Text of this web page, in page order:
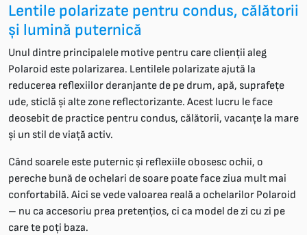
Lentile polarizate pentru condus, călătorii
și lumină puternică
Unul dintre principalele motive pentru care clienții aleg
Polaroid este polarizarea. Lentilele polarizate ajută la
reducerea reflexiilor deranjante de pe drum, apă, suprafețe
ude, sticlă și alte zone reflectorizante. Acest lucru le face
deosebit de practice pentru condus, călătorii, vacanțe la mare
și un stil de viață activ.
Când soarele este puternic și reflexiile obosesc ochii, o
pereche bună de ochelari de soare poate face ziua mult mai
confortabilă. Aici se vede valoarea reală a ochelarilor Polaroid
– nu ca accesoriu prea pretențios, ci ca model de zi cu zi pe
care te poți baza.